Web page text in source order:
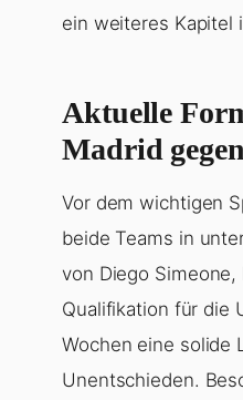
ein weiteres Kapitel
Aktuelle
Madrid
Vor dem wichtigen
beide Teams in
von Diego
Qualifikation für die
Wochen eine solide
Unentschieden.